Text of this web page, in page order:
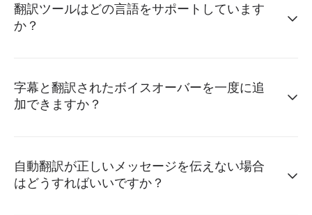
翻訳ツールはどの言語をサポートしています
か？
字幕と翻訳されたボイスオーバーを一度に追
加できますか？
自動翻訳が正しいメッセージを伝えない場合
はどうすればいいですか？